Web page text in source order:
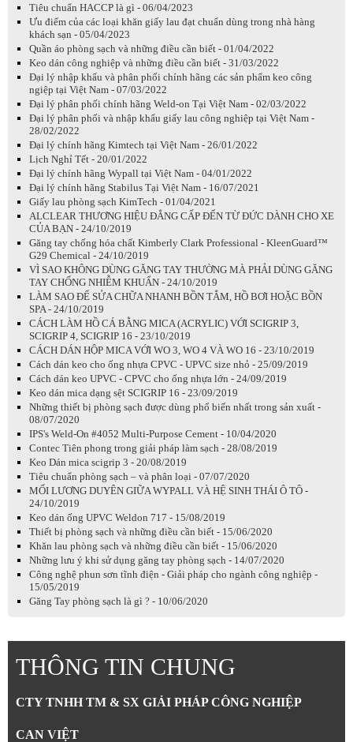
Tiêu chuẩn HACCP là gì - 06/04/2023
Ưu điểm của các loại khăn giấy lau đạt chuẩn dùng trong nhà hàng
khách sạn - 05/04/2023
Quần áo phòng sạch và những điều cần biết - 01/04/2022
Keo dán công nghiệp và những điều cần biết - 31/03/2022
Đại lý nhập khẩu và phân phối chính hãng các sản phẩm keo công
ngiệp tại Việt Nam - 07/03/2022
Đại lý phân phối chính hãng Weld-on Tại Việt Nam - 02/03/2022
Đại lý phân phối và nhập khẩu giấy lau công nghiệp tại Việt Nam -
28/02/2022
Đại lý chính hãng Kimtech tại Việt Nam - 26/01/2022
Lịch Nghỉ Tết - 20/01/2022
Đại lý chính hãng Wypall tại Việt Nam - 04/01/2022
Đại lý chính hãng Stabilus Tại Việt Nam - 16/07/2021
Giấy lau phòng sạch KimTech - 01/04/2021
ALCLEAR THƯƠNG HIỆU ĐẲNG CẤP ĐẾN TỪ ĐỨC DÀNH CHO XE
CỦA BẠN - 24/10/2019
Găng tay chống hóa chất Kimberly Clark Professional - KleenGuard™
G29 Chemical - 24/10/2019
VÌ SAO KHÔNG DÙNG GĂNG TAY THƯỜNG MÀ PHẢI DÙNG GĂNG
TAY CHỐNG NHIỄM KHUẨN - 24/10/2019
LÀM SAO ĐỂ SỬA CHỮA NHANH BỒN TẮM, HỒ BƠI HOẶC BỒN
SPA - 24/10/2019
CÁCH LÀM HỒ CÁ BẰNG MICA (ACRYLIC) VỚI SCIGRIP 3,
SCIGRIP 4, SCIGRIP 16 - 23/10/2019
CÁCH DÁN HỘP MICA VỚI WO 3, WO 4 VÀ WO 16 - 23/10/2019
Cách dán keo cho ống nhựa CPVC - UPVC size nhỏ - 25/09/2019
Cách dán keo UPVC - CPVC cho ống nhựa lớn - 24/09/2019
Keo dán mica dạng sệt SCIGRIP 16 - 23/09/2019
Những thiết bị phòng sạch được dùng phổ biến nhất trong sản xuất -
08/07/2020
IPS's Weld-On #4052 Multi-Purpose Cement - 10/04/2020
Contec Tiên phong trong giải pháp làm sạch - 28/08/2019
Keo Dán mica scigrip 3 - 20/08/2019
Tiêu chuẩn phòng sạch – và phân loại - 07/07/2020
MỐI LƯƠNG DUYÊN GIỮA WYPALL VÀ HỆ SINH THÁI Ô TÔ -
24/10/2019
Keo dán ống UPVC Weldon 717 - 15/08/2019
Thiết bị phòng sạch và những điều cần biết - 15/06/2020
Khăn lau phòng sạch và những điều cần biết - 15/06/2020
Những lưu ý khi sử dụng găng tay phòng sạch - 14/07/2020
Công nghệ phun sơn tĩnh điện - Giải pháp cho ngành công nghiệp -
15/05/2019
Găng Tay phòng sạch là gì ? - 10/06/2020
THÔNG TIN CHUNG
CTY TNHH TM & SX GIẢI PHÁP CÔNG NGHIỆP
CAN VIỆT